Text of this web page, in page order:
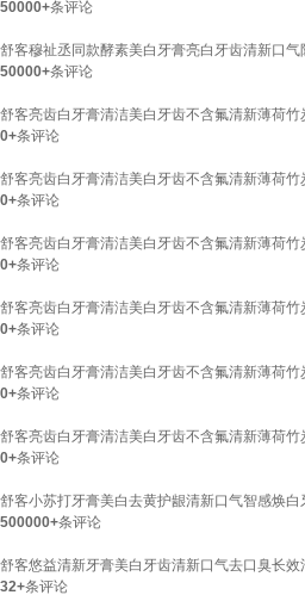
50000+条评论
舒客穆祉丞同款酵素美白牙膏亮白牙齿清新口
50000+条评论
舒客亮齿白牙膏清洁美白牙齿不含氟清新薄荷
0+条评论
舒客亮齿白牙膏清洁美白牙齿不含氟清新薄荷
0+条评论
舒客亮齿白牙膏清洁美白牙齿不含氟清新薄荷
0+条评论
舒客亮齿白牙膏清洁美白牙齿不含氟清新薄荷
0+条评论
舒客亮齿白牙膏清洁美白牙齿不含氟清新薄荷
0+条评论
舒客亮齿白牙膏清洁美白牙齿不含氟清新薄荷
0+条评论
舒客小苏打牙膏美白去黄护龈清新口气智感焕
500000+条评论
舒客悠益清新牙膏美白牙齿清新口气去口臭长
32+条评论